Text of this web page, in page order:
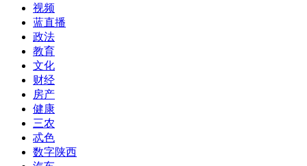
视频
蓝直播
政法
教育
文化
财经
房产
健康
三农
忒色
数字陕西